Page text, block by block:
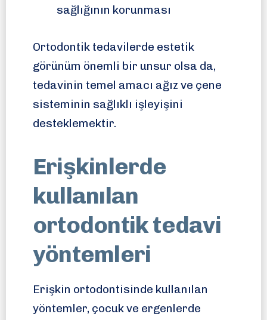
sağlığının korunması
Ortodontik tedavilerde estetik
görünüm önemli bir unsur olsa da,
tedavinin temel amacı ağız ve çene
sisteminin sağlıklı işleyişini
desteklemektir.
Erişkinlerde
kullanılan
ortodontik tedavi
yöntemleri
Erişkin ortodontisinde kullanılan
yöntemler, çocuk ve ergenlerde